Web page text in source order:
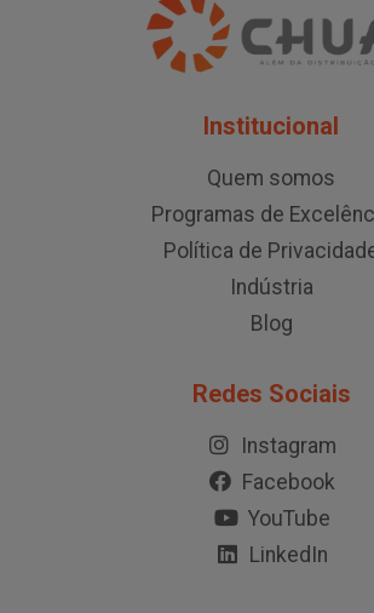
Institucional
Quem somos
Programas de
Política de
Indústria
Blog
Redes Sociais
Instagram
Facebook
YouTube
LinkedIn